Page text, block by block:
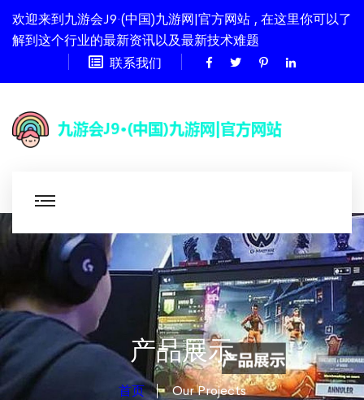
欢迎来到九游会J9·(中国)九游网|官方网站 , 在这里你可以了
解到这个行业的最新资讯以及最新技术难题
联系我们
产品展示
首页 Our Projects